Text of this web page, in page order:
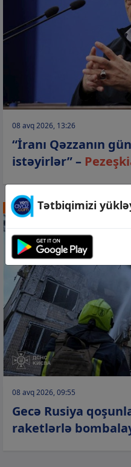
08 avq 2026, 13:26
“İranı Qəzzanın
istəyirlər” –
DÜNYA
08 avq 2026, 09:55
Gecə Rusiya
raketlərlə
Tətbiqimizi